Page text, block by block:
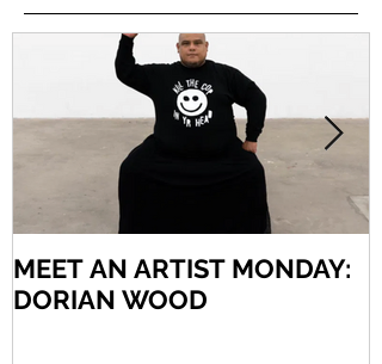
MEET AN ARTIST MONDAY:
DORIAN WOOD